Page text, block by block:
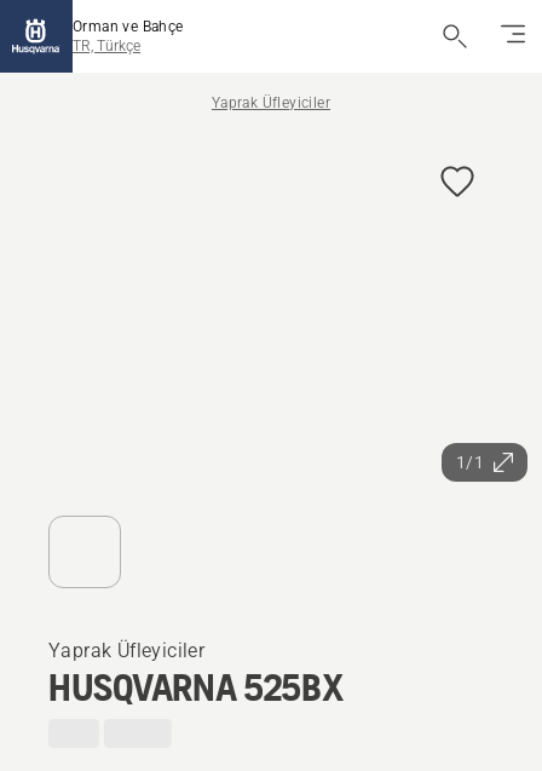
Orman ve Bahçe
TR, Türkçe
Yaprak Üfleyiciler
1/1
Yaprak Üfleyiciler
HUSQVARNA 525BX